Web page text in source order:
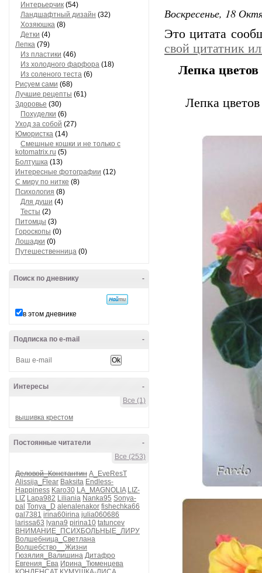
Интерьерчик (54)
Ландшафтный дизайн (32)
Хозяюшка (8)
Детки (4)
Лепка (79)
Из пластики (46)
Из холодного фарфора (18)
Из соленого теста (6)
Рисуем сами (68)
Лучшие рецепты (61)
Здоровье (30)
Похуделки (6)
Уход за собой (27)
Юмористка (14)
Смешные кошки и не только с
kotomatrix.ru (5)
Болтушка (13)
Интересные фотографии (12)
С миру по нитке (8)
Психология (8)
Для души (4)
Тесты (2)
Питомцы (3)
Гороскопы (0)
Лошадки (0)
Путешественница (0)
-
Поиск по дневнику
в этом дневнике
-
Подписка по e-mail
-
Интересы
Все (1)
вышивка крестом
-
Постоянные читатели
Все (253)
Деловой_Константин A_EveResT
Alissija_Flear Baksita Endless-
Happiness Karo30 LA_MAGNOLIA LIZ-
LIZ Lapa982 Liliania Nanka95 Sonya-
pal Tonya_D alenalenakor fishechka66
gal7381 irina60irina julia060686
larissa63 lyana9 pirina10 tatuncev
ВНИМАНИЕ_ПСИХБОЛЬНЫЕ_ЛИРУ
Волшебница_Светлана
Волшебство__Жизни
Гюзялия_Валишина Дитафро
Евгения_Ева Ирина_Тюменцева
Воскресенье, 18
Это цитата
свой цитатник
Лепка
Лепка